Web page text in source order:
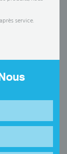
service.